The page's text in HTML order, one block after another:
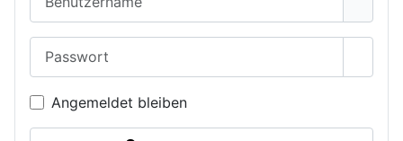
Angemeldet bleiben